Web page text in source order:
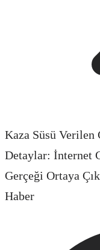
Kaza Süsü Verilen
Detaylar: İnternet
Gerçeği Ortaya
Haber